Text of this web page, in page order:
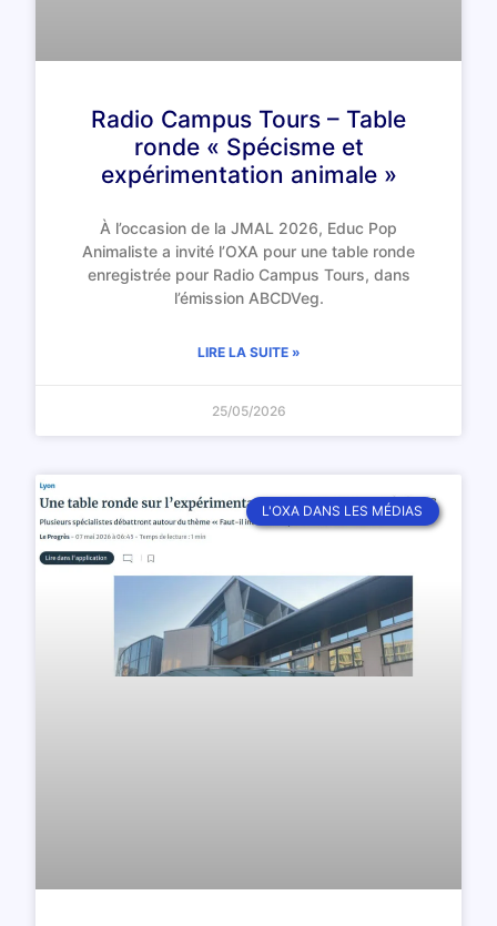
Radio Campus Tours – Table
ronde « Spécisme et
expérimentation animale »
À l’occasion de la JMAL 2026, Educ Pop
Animaliste a invité l’OXA pour une table ronde
enregistrée pour Radio Campus Tours, dans
l’émission ABCDVeg.
LIRE LA SUITE »
25/05/2026
L'OXA DANS LES MÉDIAS